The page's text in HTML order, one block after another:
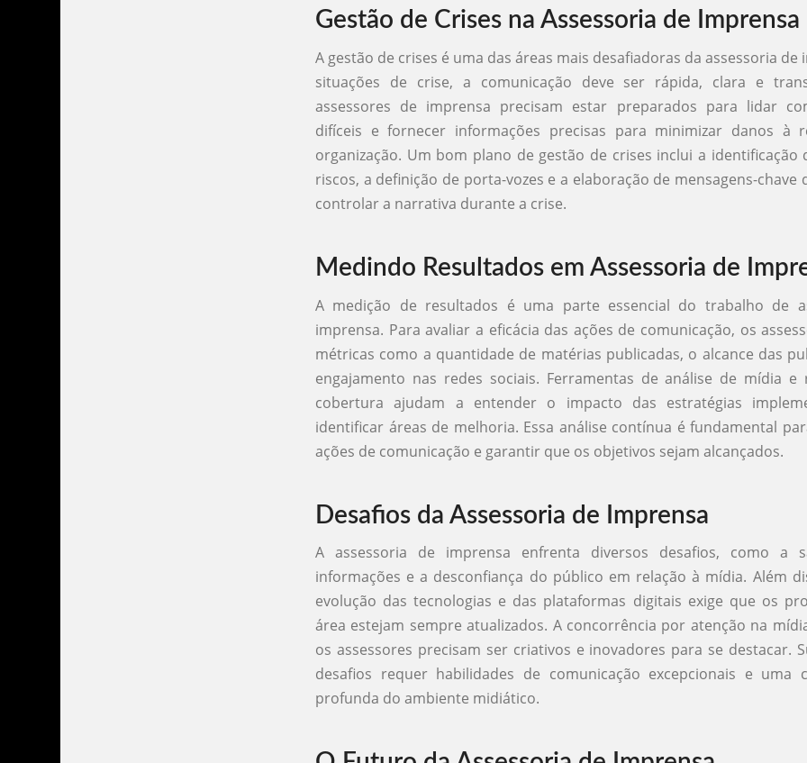
Gestão de Crises na Assessoria de Imprensa
A gestão de crises é uma das áreas mais desafiadoras da assessoria de
situações de crise, a comunicação deve ser rápida, clara e
assessores de imprensa precisam estar preparados para lidar
difíceis e fornecer informações precisas para minimizar danos à
organização. Um bom plano de gestão de crises inclui a identificação
riscos, a definição de porta-vozes e a elaboração de mensagens-chave
controlar a narrativa durante a crise.
Medindo Resultados em Assessoria de
A medição de resultados é uma parte essencial do trabalho de
imprensa. Para avaliar a eficácia das ações de comunicação, os
métricas como a quantidade de matérias publicadas, o alcance das
engajamento nas redes sociais. Ferramentas de análise de mídia e
cobertura ajudam a entender o impacto das estratégias
identificar áreas de melhoria. Essa análise contínua é fundamental
ações de comunicação e garantir que os objetivos sejam alcançados.
Desafios da Assessoria de Imprensa
A assessoria de imprensa enfrenta diversos desafios, como a
informações e a desconfiança do público em relação à mídia. Além
evolução das tecnologias e das plataformas digitais exige que os
área estejam sempre atualizados. A concorrência por atenção na
os assessores precisam ser criativos e inovadores para se destacar.
desafios requer habilidades de comunicação excepcionais e uma
profunda do ambiente midiático.